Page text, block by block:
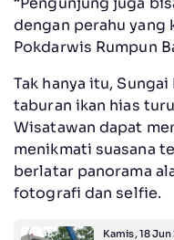
dengan perahu yang
Pokdarwis Rumpun
Tak hanya itu,
taburan ikan hias
Wisatawan dapat
menikmati suasana
berlatar panorama
fotografi dan selfie.
Kamis, 18